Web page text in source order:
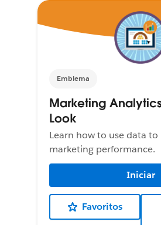
Emblema
Marketing
Look
Learn how to use data
marketing performance.
Iniciar
Favoritos